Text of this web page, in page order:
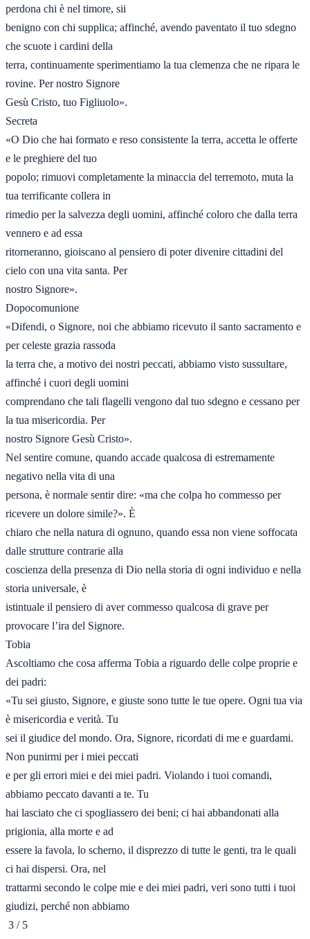
perdona chi è nel timore, sii
benigno con chi supplica; affinché, avendo paventato il tuo sdegno
che scuote i cardini della
terra, continuamente sperimentiamo la tua clemenza che ne ripara le
rovine. Per nostro Signore
Gesù Cristo, tuo Figliuolo».
Secreta
«O Dio che hai formato e reso consistente la terra, accetta le offerte
e le preghiere del tuo
popolo; rimuovi completamente la minaccia del terremoto, muta la
tua terrificante collera in
rimedio per la salvezza degli uomini, affinché coloro che dalla terra
vennero e ad essa
ritorneranno, gioiscano al pensiero di poter divenire cittadini del
cielo con una vita santa. Per
nostro Signore».
Dopocomunione
«Difendi, o Signore, noi che abbiamo ricevuto il santo sacramento e
per celeste grazia rassoda
la terra che, a motivo dei nostri peccati, abbiamo visto sussultare,
affinché i cuori degli uomini
comprendano che tali flagelli vengono dal tuo sdegno e cessano per
la tua misericordia. Per
nostro Signore Gesù Cristo».
Nel sentire comune, quando accade qualcosa di estremamente
negativo nella vita di una
persona, è normale sentir dire: «ma che colpa ho commesso per
ricevere un dolore simile?». È
chiaro che nella natura di ognuno, quando essa non viene soffocata
dalle strutture contrarie alla
coscienza della presenza di Dio nella storia di ogni individuo e nella
storia universale, è
istintuale il pensiero di aver commesso qualcosa di grave per
provocare l’ira del Signore.
Tobia
Ascoltiamo che cosa afferma Tobia a riguardo delle colpe proprie e
dei padri:
«Tu sei giusto, Signore, e giuste sono tutte le tue opere. Ogni tua via
è misericordia e verità. Tu
sei il giudice del mondo. Ora, Signore, ricordati di me e guardami.
Non punirmi per i miei peccati
e per gli errori miei e dei miei padri. Violando i tuoi comandi,
abbiamo peccato davanti a te. Tu
hai lasciato che ci spogliassero dei beni; ci hai abbandonati alla
prigionia, alla morte e ad
essere la favola, lo scherno, il disprezzo di tutte le genti, tra le quali
ci hai dispersi. Ora, nel
trattarmi secondo le colpe mie e dei miei padri, veri sono tutti i tuoi
giudizi, perché non abbiamo
3 / 5